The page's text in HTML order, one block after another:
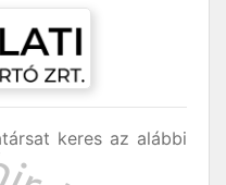
keres az alábbi